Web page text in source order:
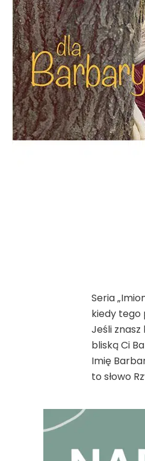
Seria
kiedy tego
Jeśli
bliską Ci
Imię
to słowo